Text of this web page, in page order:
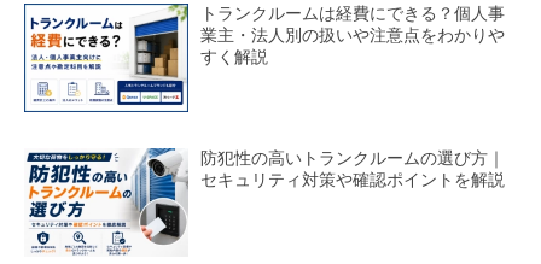
トランクルームは経費にできる？個人事
業主・法人別の扱いや注意点をわかりや
すく解説
防犯性の高いトランクルームの選び方｜
セキュリティ対策や確認ポイントを解説